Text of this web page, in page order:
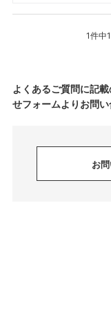
1件中
よくあるご質問に記
せフォームよりお問い
お